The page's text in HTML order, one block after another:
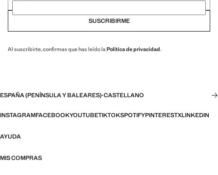
SUSCRIBIRME
Al suscribirte, confirmas que has leído la Política de privacidad.
ESPAÑA (PENÍNSULA Y BALEARES)·CASTELLANO
INSTAGRAMFACEBOOKYOUTUBETIKTOKSPOTIFYPINTERESTXLINKEDIN
AYUDA
MIS COMPRAS